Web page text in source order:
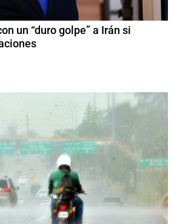
un “duro golpe” a Irán si